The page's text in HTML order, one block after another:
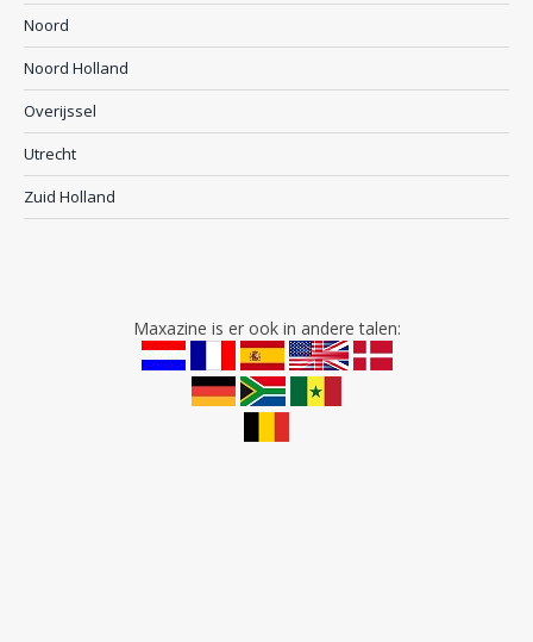
Noord
Noord Holland
Overijssel
Utrecht
Zuid Holland
Maxazine is er ook in andere talen: